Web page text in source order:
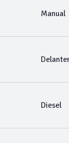
Manual
Diesel